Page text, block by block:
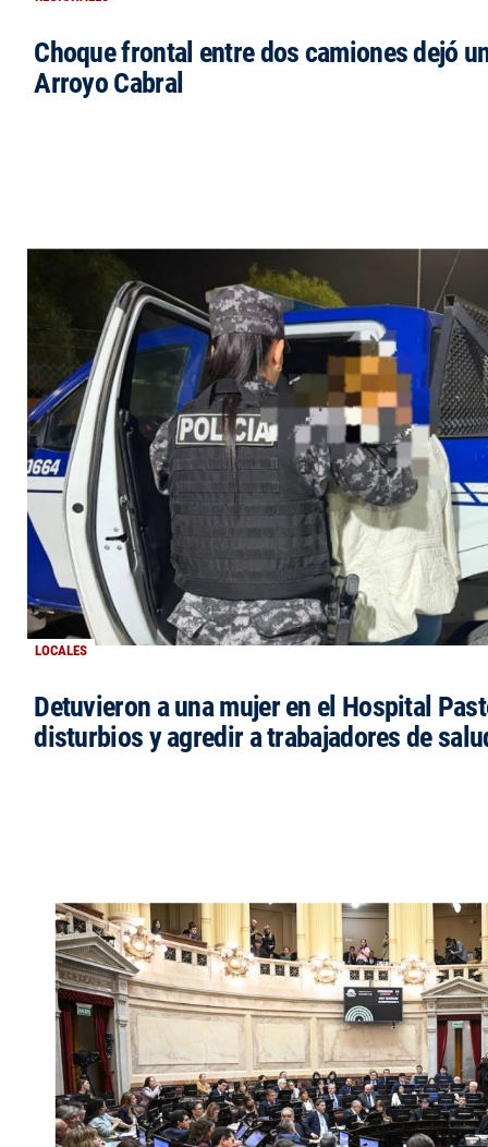
Choque frontal entre dos camiones dejó
Arroyo Cabral
LOCALES
Detuvieron a una mujer en el Hospital
disturbios y agredir a trabajadores de